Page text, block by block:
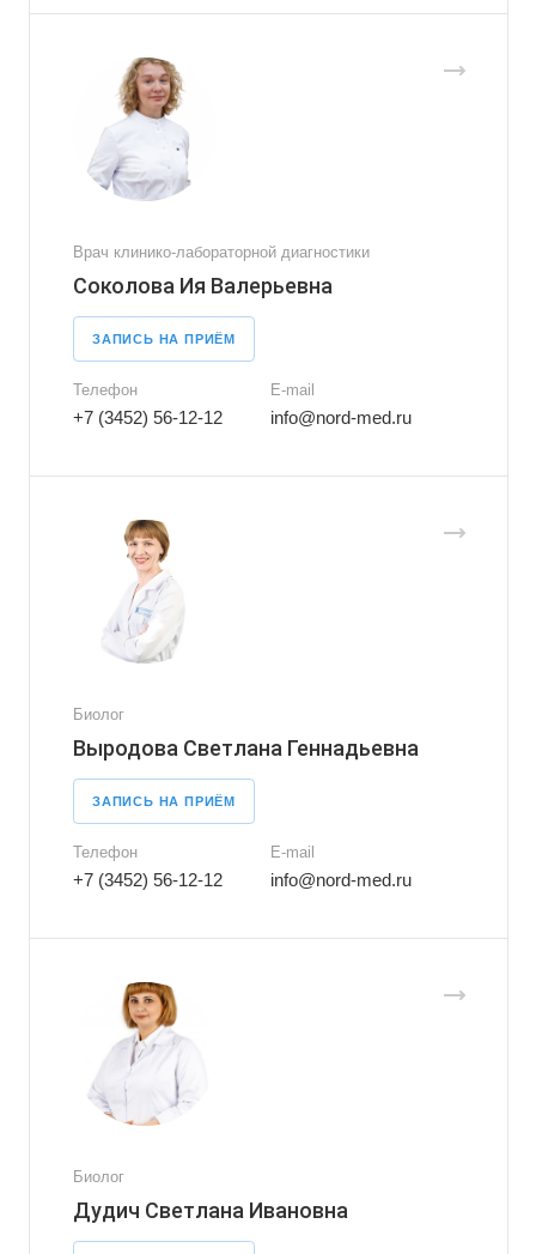
Врач клинико-лабораторной диагностики
Соколова Ия Валерьевна
ЗАПИСЬ НА ПРИЁМ
Телефон
+7 (3452) 56-12-12
E-mail
info@nord-med.ru
Биолог
Выродова Светлана Геннадьевна
ЗАПИСЬ НА ПРИЁМ
Телефон
+7 (3452) 56-12-12
E-mail
info@nord-med.ru
Биолог
Дудич Светлана Ивановна